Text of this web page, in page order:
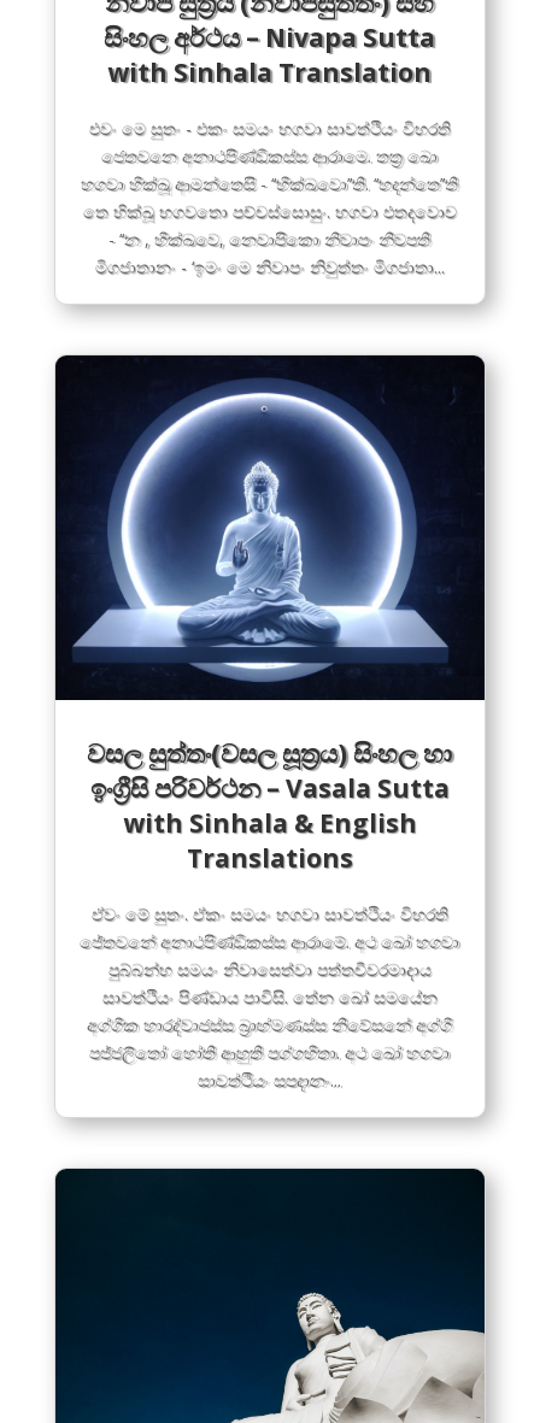
සිංහල අර්ථය – Nivapa Sutta
with Sinhala Translation
එවං මෙ සුතං - එකං සමයං භගවා සාවත්ථියං විහරති
ජෙතවනෙ අනාථපිණ්ඩිකස්ස ආරාමෙ. තත්‍ර ඛො
භගවා භික්ඛූ ආමන්තෙසි - ‘‘භික්ඛවො’’ති. ‘‘භදන්තෙ’’ති
තෙ භික්ඛූ භගවතො පච්චස්සොසුං. භගවා එතදවොච
- ‘‘න , භික්ඛවෙ, නෙවාපිකො නිවාපං නිවපති
මිගජාතානං - ‘ඉමං මෙ නිවාපං නිවුත්තං මිගජාතා...
වසල සුත්තං(වසල සූත්‍ර​ය) සිංහල හා
ඉංග්‍රීසි පරිවර්ථන – Vasala Sutta
with Sinhala & English
Translations
ඒවං මේ සුතං. ඒකං සමයං භගවා සාවත්ථියං විහරති
ජේතවනේ අනාථපිණ්ඩිකස්ස ආරාමේ. අථ ඛෝ භගවා
පුබ්බන්හ සමයං නිවාසෙත්වා පත්තචීවරමාදාය
සාවත්ථියං පිණ්ඩාය පාවිසි. තේන ඛෝ සමයේන
අග්ගික භාරද්වාජස්ස බ්‍රාහ්මණස්ස නිවේසනේ අග්ගි
පජ්ජලිතෝ හෝති ආහුති පග්ගහිතා. අථ ඛෝ භගවා
සාවත්ථියං සපදානං...